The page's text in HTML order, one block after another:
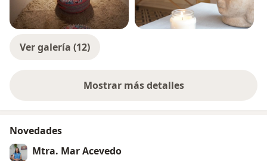
Ver galería (12)
Mostrar más detalles
sobre la experiencia
Novedades
Mtra. Mar Acevedo